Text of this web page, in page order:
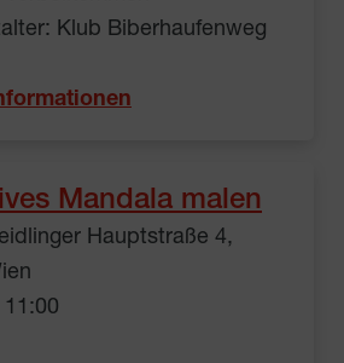
Klub Biberhaufenweg
Mandala malen
Hauptstraße 4,
11:00